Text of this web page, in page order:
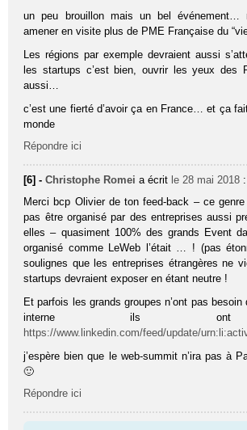
un peu brouillon mais un bel événement…
amener en visite plus de PME Française du
Les régions par exemple devraient aussi
les startups c’est bien, ouvrir les yeux des
aussi…
c’est une fierté d’avoir ça en France… et ça
monde
Répondre ici
[6] -Christophe Romei a écrit le 28 mai 2018 :
Merci bcp Olivier de ton feed-back – ce genre
pas être organisé par des entreprises aussi
elles – quasiment 100% des grands Event
organisé comme LeWeb l’était … ! (pas
soulignes que les entreprises étrangères ne
startups devraient exposer en étant neutre !
Et parfois les grands groupes n’ont pas
interne ils ont
https://www.linkedin.com/feed/update/
j’espère bien que le web-summit n’ira pas à
🙂
Répondre ici